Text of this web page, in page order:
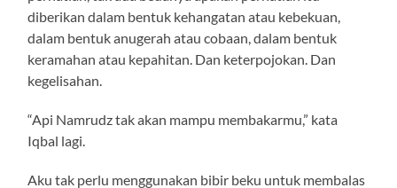
diberikan dalam bentuk kehangatan atau kebekuan,
dalam bentuk anugerah atau cobaan, dalam bentuk
keramahan atau kepahitan. Dan keterpojokan. Dan
kegelisahan.
“Api Namrudz tak akan mampu membakarmu,” kata
Iqbal lagi.
Aku tak perlu menggunakan bibir beku untuk membalas